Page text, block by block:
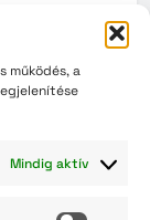
működés, a
Mindig aktív